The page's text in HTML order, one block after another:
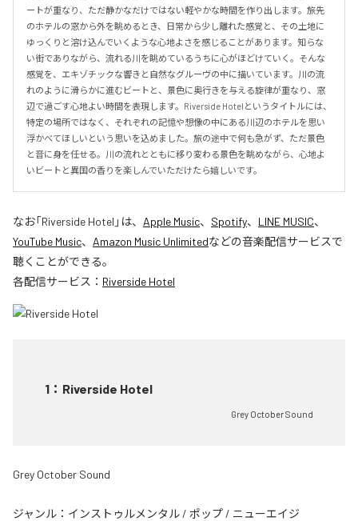
ートが重なり、ただ静かなだけではない軽やかな時間を作り出します。旅先
のホテルの窓から外を眺めるとき、日常から少し離れた感覚と、その土地に
ゆっくりと溶け込んでいくような心地よさを感じることがあります。知らな
い街でありながら、流れる川を眺めているうちに心がほどけていく。そんな
感覚を、エキゾチックな響きと自然なグルーヴの中に描いています。川の流
れのように滑らかに進むビートと、景色に奥行きを与える旋律が重なり、窓
辺で過ごす心地よい時間を表現します。Riverside Hotelというタイトルには、
特定の場所ではなく、それぞれの記憶や想像の中にある川辺のホテルを思い
浮かべてほしいという思いを込めました。旅の途中で何も急がず、ただ景色
と音に身を任せる。川の流れとともに移り変わる景色を眺めながら、心地よ
いビートと異国の香りを楽しんでいただけたら嬉しいです。
なお「Riverside Hotel 」は、 Apple Music、 Spotify、 LINE MUSIC、
YouTube Music、 Amazon Music Unlimitedなどの音楽配信サービスで
聴くことができる。
各配信サービス： Riverside Hotel
1 ： Riverside Hotel
Grey October Sound
Grey October Sound
ジャンル： インストゥルメンタル / ポップ / ニューエイジ